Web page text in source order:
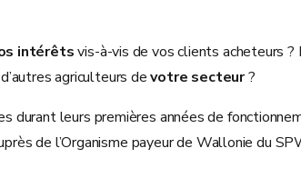
intérêtsvis-à-vis de vos clients acheteurs ?
agriculteurs devotre secteur?
durant leurs premières années de
de l’Organisme payeur de Wallonie du